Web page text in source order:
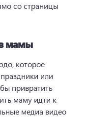
со страницы
мамы
которое
или
привратить
маму идти к
медиа видео